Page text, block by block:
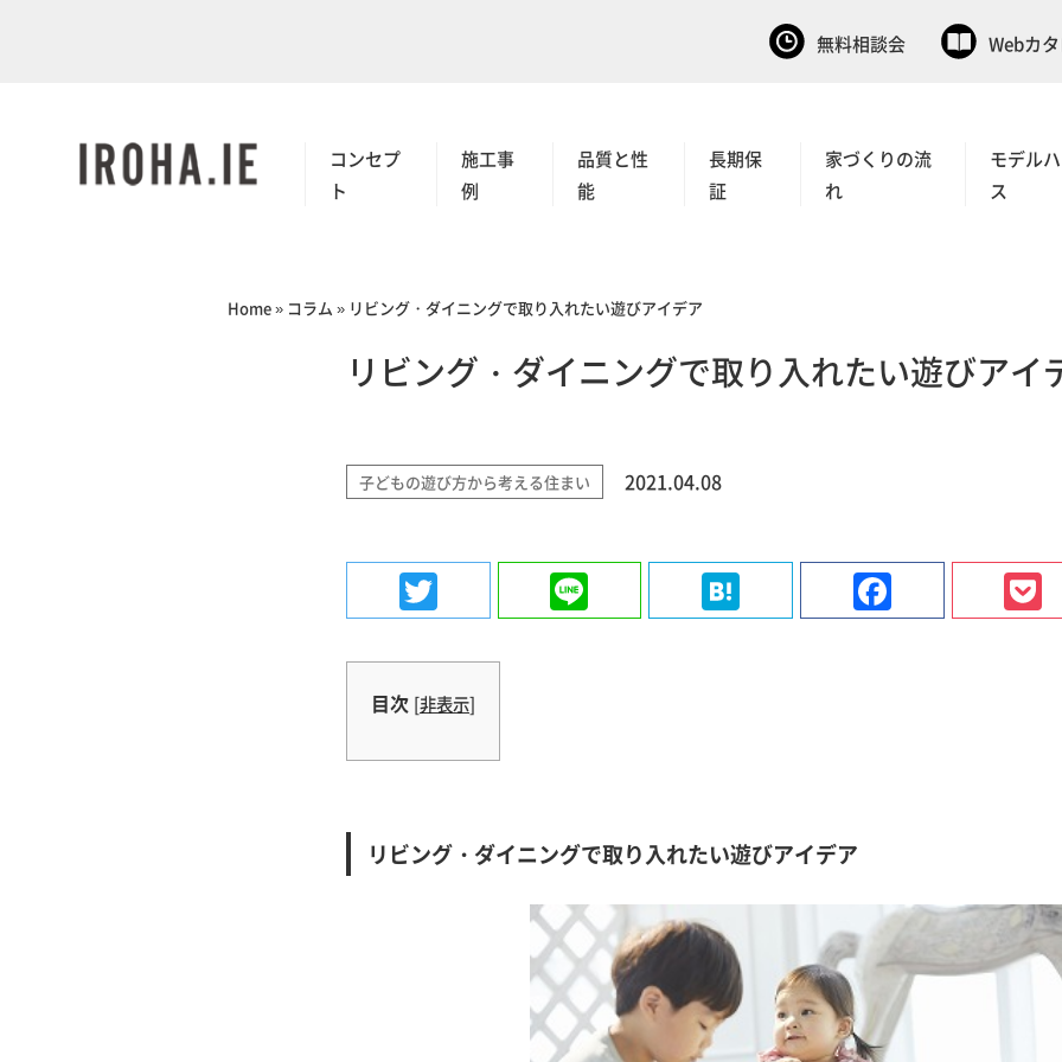
無料相談会 Webカ
コンセプ
ト
施工事
例
品質と性
能
長期保
証
家づくりの流
れ
モデル
ス
Home» コラム » リビング・ダイニングで取り入れたい遊びアイデア
リビング・ダイニングで取り入れたい遊びアイ
子どもの遊び方から考える住まい 2021.04.08
Twitter Hatena Facebook
目次 [非表示]
リビング・ダイニングで取り入れたい遊びアイデア